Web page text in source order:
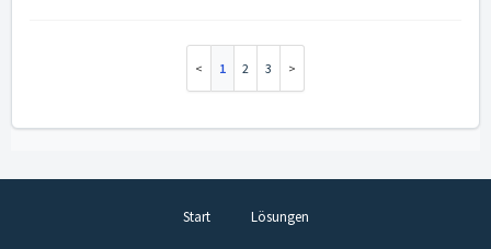
1 2 3
Start Lösungen